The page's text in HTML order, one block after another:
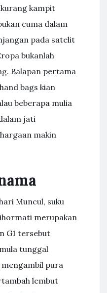
kampit
cuma dalam
pada satelit
bukanlah
Balapan pertama
bags kian
beberapa mulia
jati
makin
Muncul, suku
merupakan
G1 tersebut
tunggal
pura
lembut